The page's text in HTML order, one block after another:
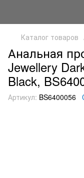
Каталог товаров
Анальная
Jewellery
Black,
Артикул: BS6400056